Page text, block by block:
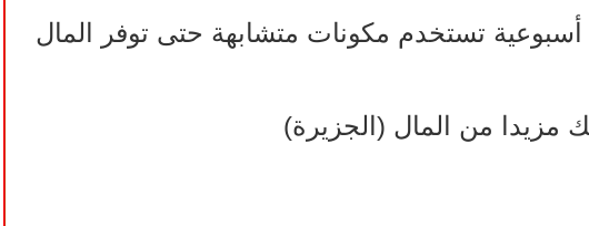
تستخدم مكونات متشابهة حتى توفر المال
مزيدا من المال (الجزيرة)